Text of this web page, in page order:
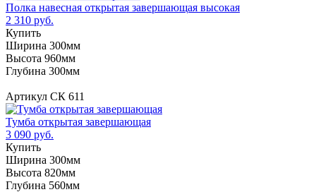
Полка навесная открытая завершающая высокая
2 310 руб.
Купить
Ширина 300мм
Высота 960мм
Глубина 300мм
Артикул СК 611
Тумба открытая завершающая
3 090 руб.
Купить
Ширина 300мм
Высота 820мм
Глубина 560мм